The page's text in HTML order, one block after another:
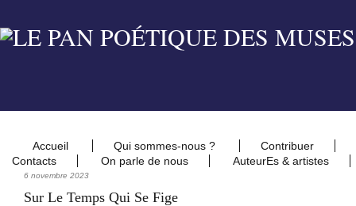
Accueil Qui sommes-nous ?
Contribuer
Contacts
On parle de nous AuteurEs & artistes
6 novembre 2023
Sur Le Temps Qui Se Fige